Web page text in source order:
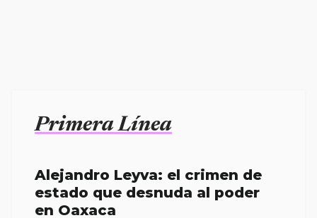
Primera Línea
Alejandro Leyva: el crimen de
estado que desnuda al poder
en Oaxaca